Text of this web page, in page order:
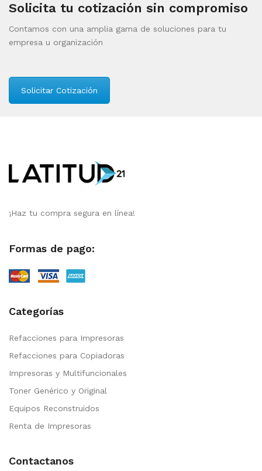
Solicita tu cotización sin compromiso
Contamos con una amplia gama de soluciones para tu
empresa u organización
Solicitar Cotización
¡Haz tu compra segura en línea!
Formas de pago:
Categorías
Refacciones para Impresoras
Refacciones para Copiadoras
Impresoras y Multifuncionales
Toner Genérico y Original
Equipos Reconstruidos
Renta de Impresoras
Contactanos